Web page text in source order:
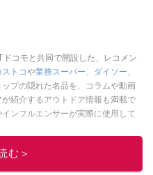
コモと共同で開設した、レコメン
ストコや業務スーパー、 ダイソー、
プの隠れた名品を、コラムや動画
紹介するアウトドア情報も満載で
ンフルエンサーが実際に使用して
む＞